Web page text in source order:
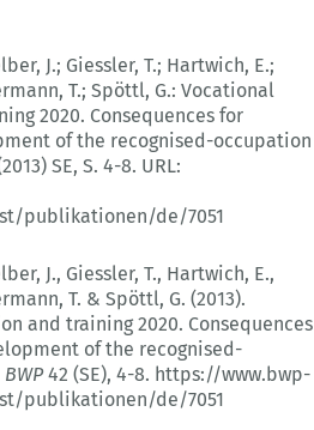
J.; Giessler, T.; Hartwich, E.;
T.; Spöttl, G.: Vocational
2020. Consequences for
of the recognised-occupation
SE, S. 4-8. URL:
publikationen/de/7051
J., Giessler, T., Hartwich, E.,
T. & Spöttl, G. (2013).
and training 2020. Consequences
of the recognised-
BWP42 (SE), 4-8. https://www.bwp-
publikationen/de/7051